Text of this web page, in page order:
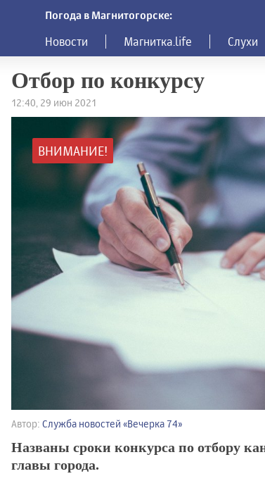
Погода в Магнитогорске:
Новости Магнитка.life Слухи
Отбор по конкурсу
12:40, 29 июн 2021
ВНИМАНИЕ!
Автор: Служба новостей «Вечерка 74»
Названы сроки конкурса по отбору
главы города.